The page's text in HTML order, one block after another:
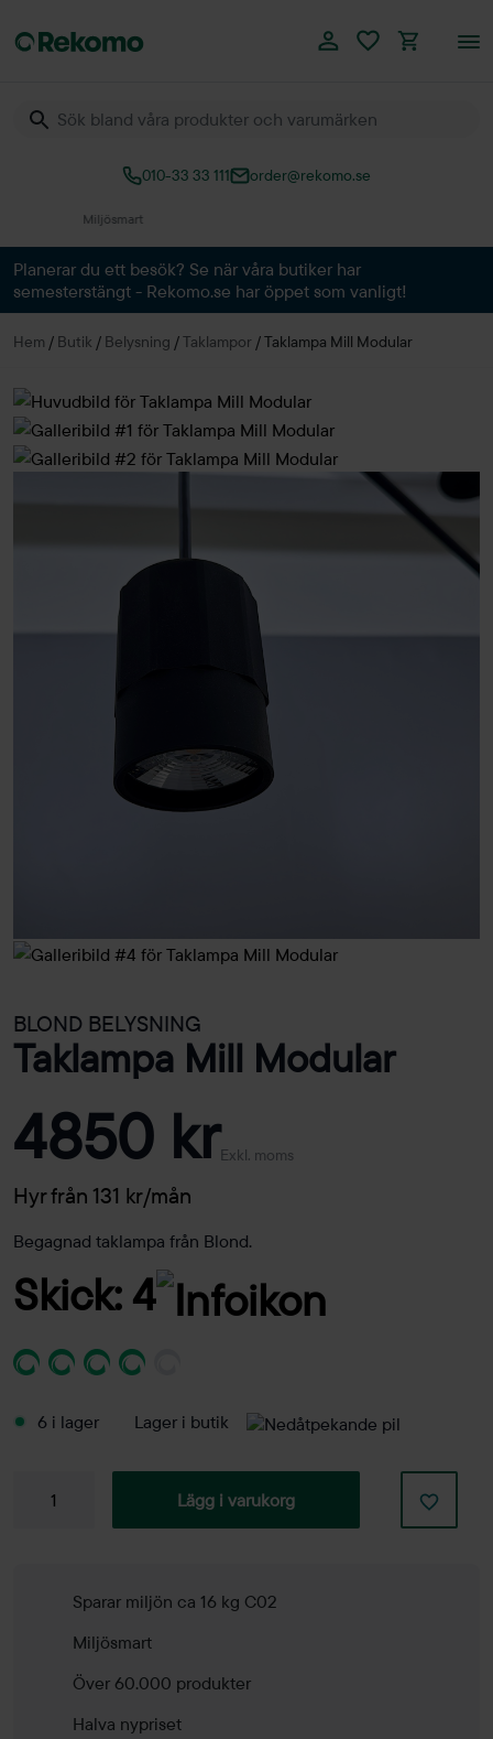
010-33 33 111 order@rekomo.se
Planerar du ett besök? Se när våra butiker har
semesterstängt - Rekomo.se har öppet som vanligt!
Hem / Butik / Belysning /Taklampor /Taklampa Mill Modular
BLOND BELYSNING
Taklampa Mill Modular
4850 krExkl. moms
Hyr från 131 kr/mån
Begagnad taklampa från Blond.
Skick: 4
6 i lager Lager i butik
Taklampa
Lägg i varukorg
Sparar miljön ca 16 kg C02
Miljösmart
Över 60.000 produkter
Halva nypriset